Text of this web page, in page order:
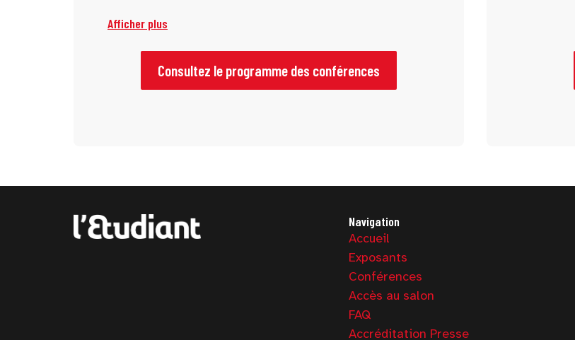
Afficher plus
Consultez le programme des conférences
Navigation
Accueil
Exposants
Conférences
Accès au salon
FAQ
Accréditation Presse